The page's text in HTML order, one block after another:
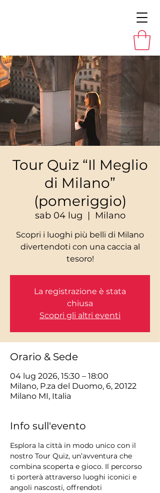
Tour Quiz “Il Meglio
di Milano”
(pomeriggio)
sab 04 lug
  |
Milano
Scopri i luoghi più belli di Milano
divertendoti con una caccia al
tesoro!
La registrazione è stata
chiusa
Scopri gli altri eventi
Orario & Sede
04 lug 2026, 15:30 – 18:00
Milano, P.za del Duomo, 6, 20122
Milano MI, Italia
Info sull'evento
Esplora la città in modo unico con il
nostro Tour Quiz, un’avventura che
combina scoperta e gioco. Il percorso
ti porterà attraverso luoghi iconici e
angoli nascosti, offrendoti